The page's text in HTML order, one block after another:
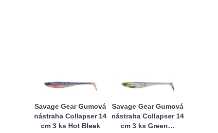
Savage Gear Gumová
nástraha Collapser 14
cm 3 ks Hot Bleak
Savage Gear Gumová
nástraha Collapser 14
cm 3 ks Green…